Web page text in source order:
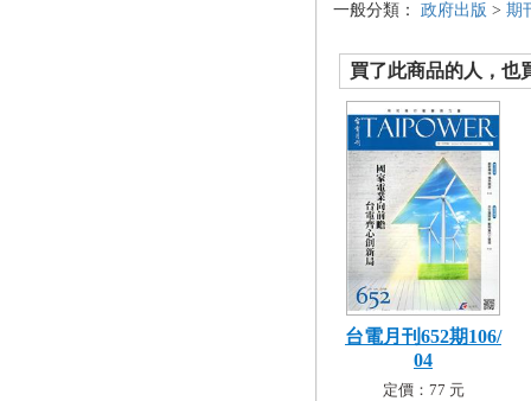
一般分類： 政府出版 > 期
買了此商品的人，也
台電月刊652期106/
04
定價：77 元